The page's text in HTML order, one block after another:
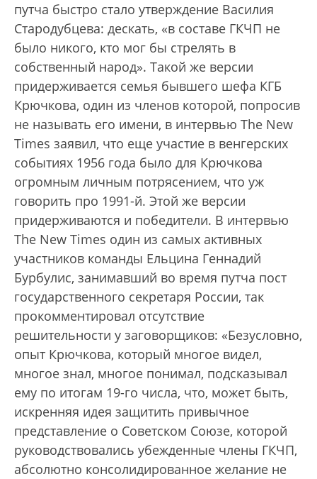
путча быстро стало утверждение Василия
Стародубцева: дескать, «в составе ГКЧП не
было никого, кто мог бы стрелять в
собственный народ». Такой же версии
придерживается семья бывшего шефа КГБ
Крючкова, один из членов которой, попросив
не называть его имени, в интервью The New
Times заявил, что еще участие в венгерских
событиях 1956 года было для Крючкова
огромным личным потрясением, что уж
говорить про 1991-й. Этой же версии
придерживаются и победители. В интервью
The New Times один из самых активных
участников команды Ельцина Геннадий
Бурбулис, занимавший во время путча пост
государственного секретаря России, так
прокомментировал отсутствие
решительности у заговорщиков: «Безусловно,
опыт Крючкова, который многое видел,
многое знал, многое понимал, подсказывал
ему по итогам 19-го числа, что, может быть,
искренняя идея защитить привычное
представление о Советском Союзе, которой
руководствовались убежденные члены ГКЧП,
абсолютно консолидированное желание не